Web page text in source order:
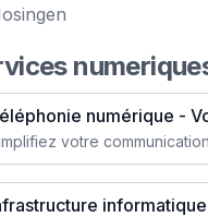
numérique -
informatique